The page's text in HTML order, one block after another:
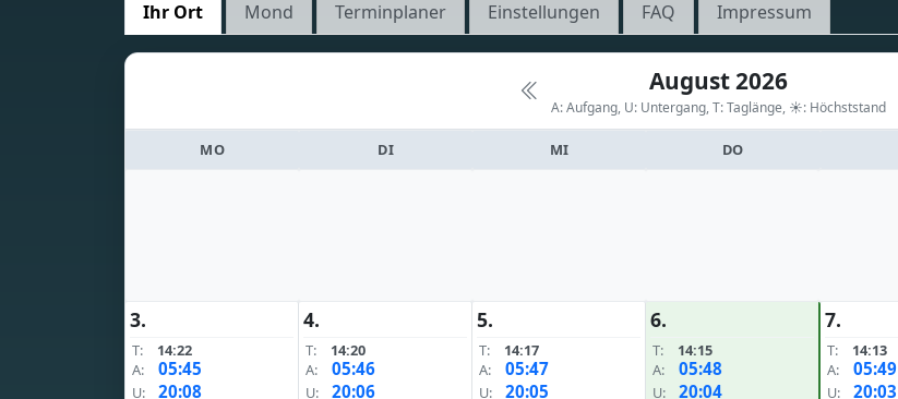
Ihr Ort Mond Terminplaner Einstellungen FAQ Impressum
August 2026
A: Aufgang, U: Untergang, T: Taglänge, ☀: Höchststand
MO DI MI DO
3.
T:
14:22
A:
05:45
U: 20:08
4.
T:
14:20
A:
05:46
U: 20:06
5.
T:
14:17
A:
05:47
U: 20:05
6.
T:
14:15
A:
05:48
U: 20:04
7.
T:
14:13
A:
05:49
U: 20:03